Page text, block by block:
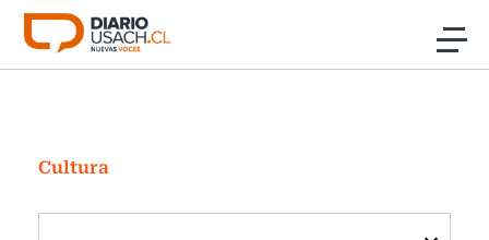
Click acá para ir directamente al contenido
Investigación
Cultura
Cultura